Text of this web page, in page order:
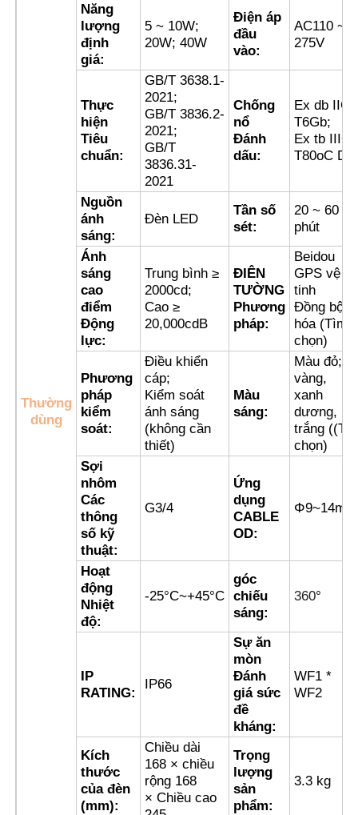
Sản phẩm
Tham quan nhà máy
Kiểm soát chất lượng
Liên hệ chúng tôi
Yêu cầu báo giá
Chiếu sáng chống cháy nổ
Đèn báo cháy nổ
quạt chống cháy nổ
Hộp chống nổ
công tắc chống cháy nổ
Các tuyến cáp chống nổ
phích cắm và ổ cắm chống cháy nổ
Thường
dùng
Năng
lượng
định
giá:
5 ~ 10W;
20W; 40W
Điện áp
đầu
vào:
AC110 ~
275V
Thực
hiện
Tiêu
chuẩn:
GB/T 3638.1-
2021;
GB/T 3836.2-
2021;
GB/T
3836.31-
2021
Chống
nổ
Đánh
dấu:
Ex db IIC
T6Gb;
Ex tb IIIC
T80oC Db
Nguồn
ánh
sáng:
Đèn LED
Tần số
sét:
20 ~ 60
phút
Ánh
sáng
cao
điểm
Động
lực:
Trung bình ≥
2000cd;
Cao ≥
20,000cdB
ĐIÊN
TƯỜNG
Phương
pháp:
Beidou
GPS vệ
tinh
Đồng bộ
hóa (Tìm
chọn)
Phương
pháp
kiểm
soát:
Điều khiển
cáp;
Kiểm soát
ánh sáng
(không cần
thiết)
Màu
sáng:
Màu đỏ;
vàng,
xanh
dương,
trắng ((Tự
chọn)
Sợi
nhôm
Các
thông
số kỹ
thuật:
G3/4
Ứng
dụng
CABLE
OD:
Φ9~14mm
Hoạt
động
Nhiệt
độ:
-25°C~+45°C
góc
chiếu
sáng:
360°
IP
RATING:
IP66
Sự ăn
mòn
Đánh
giá sức
đề
kháng:
WF1 *
WF2
Kích
thước
của đèn
(mm):
Chiều dài
168 × chiều
rộng 168
× Chiều cao
Trọng
lượng
sản
phẩm:
3.3 kg